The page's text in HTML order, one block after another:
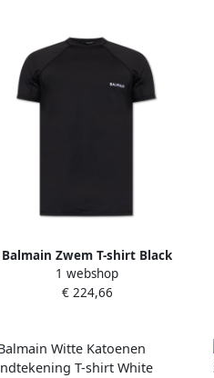
Balmain Zwem T-shirt Black
Heren
1 webshop
€ 224,66